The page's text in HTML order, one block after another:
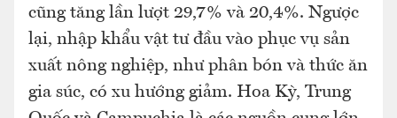
cũng tăng lần lượt 29,7% và 20,4%. Ngược
lại, nhập khẩu vật tư đầu vào phục vụ sản
xuất nông nghiệp, như phân bón và thức ăn
gia súc, có xu hướng giảm. Hoa Kỳ, Trung